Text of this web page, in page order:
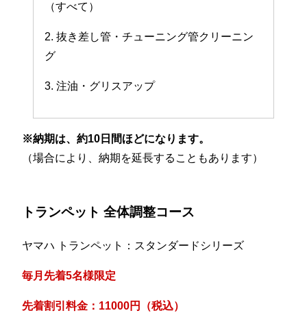
（すべて）
2. 抜き差し管・チューニング管クリーニン
グ
3. 注油・グリスアップ
※納期は、約10日間ほどになります。
（場合により、納期を延長することもあります）
トランペット 全体調整コース
ヤマハ トランペット：スタンダードシリーズ
毎月先着5名様限定
先着割引料金：11000円（税込）